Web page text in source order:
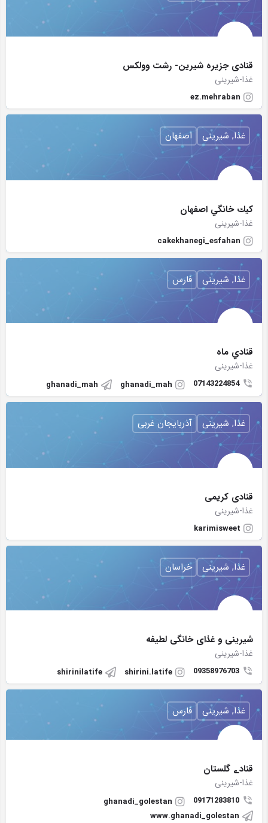
قنادی جزیره شیرین- رشت وولکس
غذا-شیرینی
ez.mehraban
كيك خانگي اصفهان
غذا-شیرینی
cakekhanegi_esfahan
غذا, شیرینی اصفهان
قنادي ماه
غذا-شیرینی
07143224854
ghanadi_mah
ghanadi_mah
غذا, شیرینی فارس
قنادی کریمی
غذا-شیرینی
karimisweet
غذا, شیرینی آذربایجان غربی
شیرینی و غذای خانگی لطیفه
غذا-شیرینی
09358976703
shirini.latife
shirinilatife
غذا, شیرینی خراسان
قنادے گلستان
غذا-شیرینی
09171283810
ghanadi_golestan
www.ghanadi_golestan
غذا, شیرینی فارس